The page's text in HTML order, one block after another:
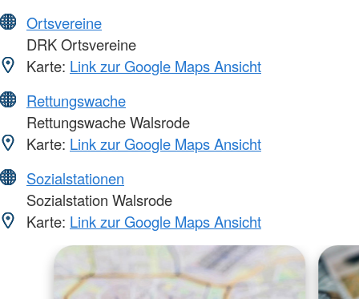
Ortsvereine
DRK Ortsvereine
Karte: Link zur Google Maps Ansicht
Rettungswache
Rettungswache Walsrode
Karte: Link zur Google Maps Ansicht
Sozialstationen
Sozialstation Walsrode
Karte: Link zur Google Maps Ansicht